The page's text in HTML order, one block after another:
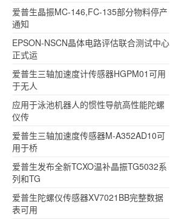
爱普生晶振MC-146,FC-135部分物料停产
通知
EPSON-NSCN晶体电路评估联合测试中心
正式运
爱普生三轴加速度计传感器HGPM01可用
于无人
应用于泳池机器人的惯性导航高性能陀螺
仪传
爱普生三轴加速度传感器M-A352AD10可
用于桥
爱普生发布全新TCXO温补晶振TG5032系
列和TG
爱普生陀螺仪传感器XV7021BB完整数据
表可用